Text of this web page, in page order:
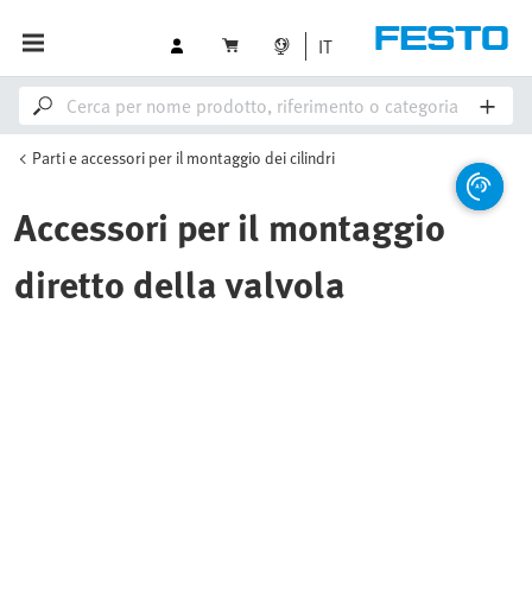
IT
Parti e accessori per il montaggio dei cilindri
Accessori per il montaggio
diretto della valvola